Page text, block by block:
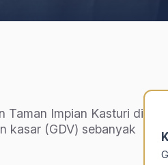
Taman Impian Kasturi di
kasar (GDV) sebanyak